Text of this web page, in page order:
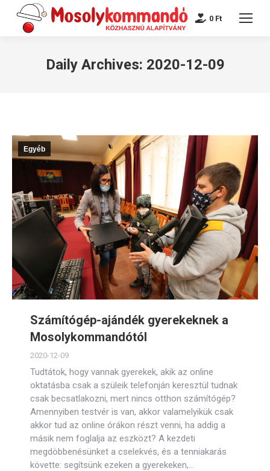
0 Ft
Daily Archives: 2020-12-09
Egyéb
Számítógép-ajándék gyerekeknek a
Mosolykommandótól
2020-12-09
Tudtátok, hogy vannak gyerekek, akik az online
oktatásba csak a szüleik telefonján keresztül tudnak
csak becsatlakozni, mert nincs otthon számítógép?
Amennyiben testvér is van, akkor valamelyikük csak
akkor tud az online órákon részt venni, ha addig a
másik nem foglalja az eszközt? A kezdeti
megdöbbenésünket a cselekvés, és a tenniakarás
követte: segítsünk ezeken a gyerekeken,…